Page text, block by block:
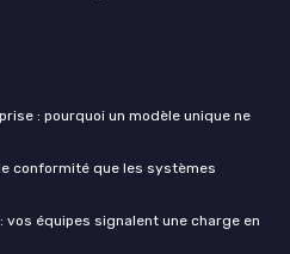
: pourquoi un modèle unique ne
conformité que les systèmes
équipes signalent une charge en